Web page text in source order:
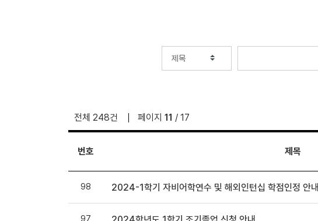
전체 248건 페이지 11 / 17
번호 제목
98 2024-1학기 자비어학연수 및 해외인턴십 학점인정 안내
97